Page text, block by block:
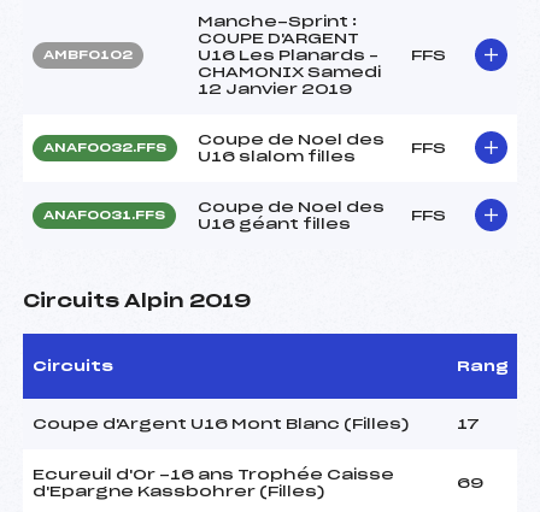
AMBF0102
Manche-Sprint :
COUPE D'ARGENT
U16 Les Planards –
CHAMONIX Samedi
12 Janvier 2019
FFS
ANAF0032.FFS
Coupe de Noel des
U16 slalom filles
FFS
ANAF0031.FFS
Coupe de Noel des
U16 géant filles
FFS
Circuits Alpin 2019
Circuits Rang
Coupe d'Argent U16 Mont Blanc (Filles) 17
Ecureuil d'Or -16 ans Trophée Caisse
d'Epargne Kassbohrer (Filles)
69